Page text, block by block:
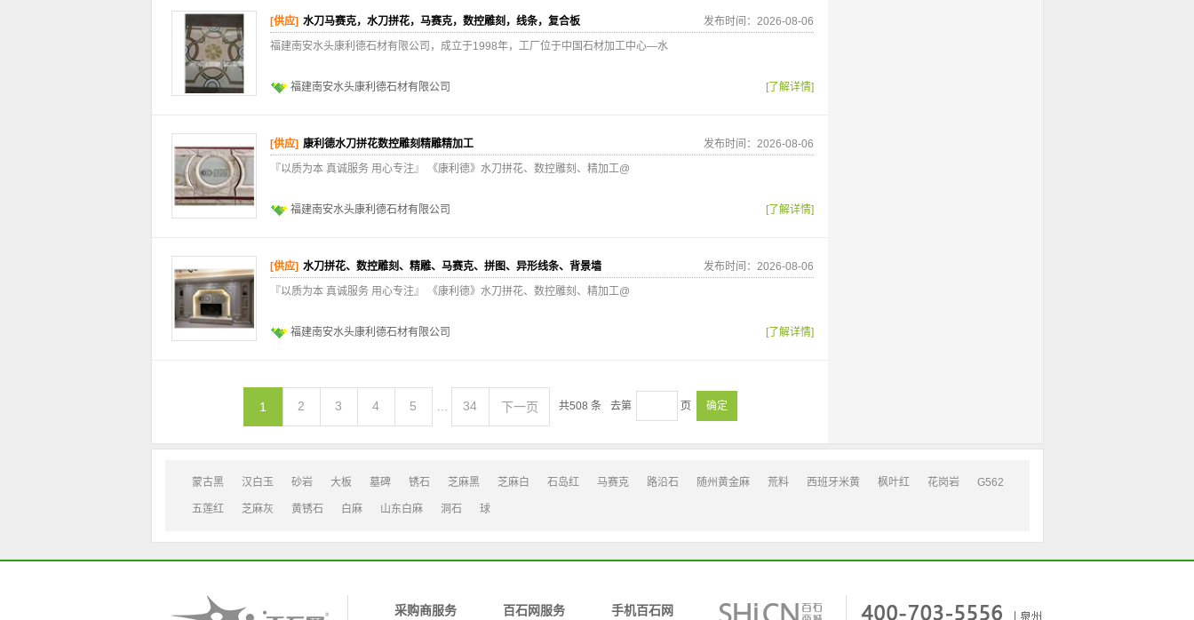
[供应] 水刀马赛克，水刀拼花，马赛克，数控雕刻，线条，复合板
发布时间：2026-08-06
福建南安水头康利德石材有限公司，成立于1998年，工厂位于中国石材加工中心—水
福建南安水头康利德石材有限公司 [了解详情]
[供应] 康利德水刀拼花数控雕刻精雕精加工
发布时间：2026-08-06
『以质为本 真诚服务 用心专注』 《康利德》水刀拼花、数控雕刻、精加工@
福建南安水头康利德石材有限公司 [了解详情]
[供应] 水刀拼花、数控雕刻、精雕、马赛克、拼图、异形线条、背景墙
发布时间：2026-08-06
『以质为本 真诚服务 用心专注』 《康利德》水刀拼花、数控雕刻、精加工@
福建南安水头康利德石材有限公司 [了解详情]
1 2 3 4 5 34 下一页 共508 条 去第 页 确定
蒙古黑 汉白玉 砂岩 大板 墓碑 锈石 芝麻黑 芝麻白 石岛红 马赛克 路沿石 随州黄金麻 荒料 西班牙米黄 枫叶红 花岗岩 G562
五莲红 芝麻灰 黄锈石 白麻 山东白麻 洞石 球
采购商服务 百石网服务 手机百石网